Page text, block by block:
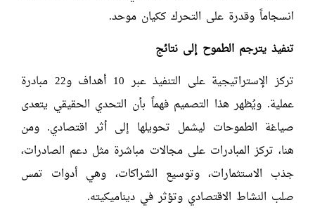
انسجاماً وقدرة على التحرك ككيان موحد.
تنفيذ يترجم الطموح إلى نتائج
تركز الإستراتيجية على التنفيذ عبر 10 أهداف و22 مبادرة
عملية. ويُظهر هذا التصميم فهماً بأن التحدي الحقيقي يتعدى
صياغة الطموحات ليشمل تحويلها إلى أثر اقتصادي. ومن
هنا، تركز المبادرات على مجالات مباشرة مثل دعم الصادرات،
جذب الاستثمارات، وتوسيع الشراكات، وهي أدوات تمس
صلب النشاط الاقتصادي وتؤثر في ديناميكيته.